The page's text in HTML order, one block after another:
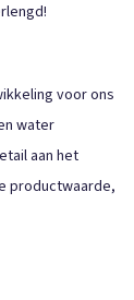
voor ons
water
aan het
productwaarde,